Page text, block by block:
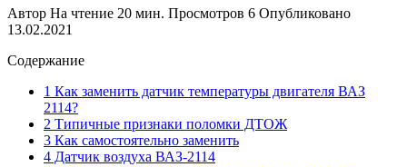
Автор На чтение 20 мин. Просмотров 6 Опубликовано
13.02.2021
Содержание
1 Как заменить датчик температуры двигателя ВАЗ
2114?
2 Типичные признаки поломки ДТОЖ
3 Как самостоятельно заменить
4 Датчик воздуха ВАЗ-2114